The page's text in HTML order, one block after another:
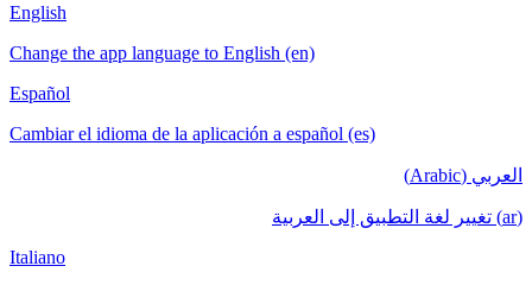
English
Change the app language to English (en)
Español
Cambiar el idioma de la aplicación a español (es)
العربي (Arabic)
(ar) تغيير لغة التطبيق إلى العربية
Italiano